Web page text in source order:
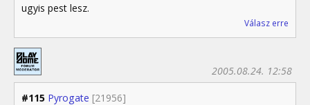
ugyis pest lesz.
Válasz erre
#115 Pyrogate [21956]
2005.08.24. 12:58